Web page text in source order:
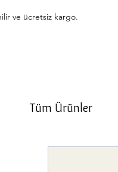
ve ücretsiz kargo.
Tüm Ürünler